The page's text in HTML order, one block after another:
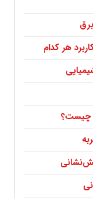
هر کدام
چیست؟